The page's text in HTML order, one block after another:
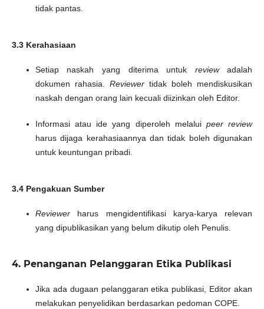
tidak pantas.
3.3 Kerahasiaan
Setiap naskah yang diterima untuk reviewadalah
dokumen rahasia. Reviewer tidak boleh mendiskusikan
naskah dengan orang lain kecuali diizinkan oleh Editor.
Informasi atau ide yang diperoleh melalui peer review
harus dijaga kerahasiaannya dan tidak boleh digunakan
untuk keuntungan pribadi.
3.4 Pengakuan Sumber
Reviewerharus mengidentifikasi karya-karya relevan
yang dipublikasikan yang belum dikutip oleh Penulis.
4. Penanganan Pelanggaran Etika Publikasi
Jika ada dugaan pelanggaran etika publikasi, Editor akan
melakukan penyelidikan berdasarkan pedoman COPE.